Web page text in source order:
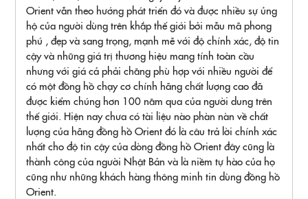
Orient vẫn theo hướng phát triển đó và được nhiều sự ủng
hộ của người dùng trên khắp thế giới bởi mẫu mã phong
phú , đẹp và sang trọng, mạnh mẽ với độ chính xác, độ tin
cậy và những giá trị thương hiệu mang tính toàn cầu
nhưng với giá cả phải chăng phù hợp với nhiều người để
có một đồng hồ chạy cơ chính hãng chất lượng cao đã
được kiểm chúng hơn 100 năm qua của người dung trên
thế giới. Hiện nay chưa có tài liệu nào phàn nàn về chất
lượng của hãng đồng hồ Orient đó là câu trả lời chính xác
nhất cho độ tin cậy của dòng đồng hồ Orient đây cũng là
thành công của người Nhật Bản và là niềm tự hào của họ
cũng như những khách hàng thông minh tin dùng đồng hồ
Orient.